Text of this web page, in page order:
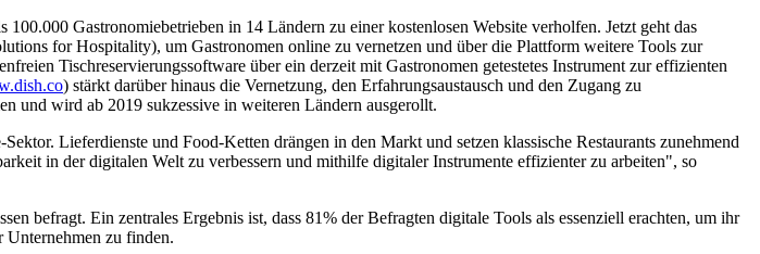
Gastronomiebetrieben in 14 Ländern zu einer kostenlosen Website verholfen. Jetzt geht das
for Hospitality), um Gastronomen online zu vernetzen und über die Plattform weitere Tools zur
Tischreservierungssoftware über ein derzeit mit Gastronomen getestetes Instrument zur effizienten
) stärkt darüber hinaus die Vernetzung, den Erfahrungsaustausch und den Zugang zu
und wird ab 2019 sukzessive in weiteren Ländern ausgerollt.
Lieferdienste und Food-Ketten drängen in den Markt und setzen klassische Restaurants zunehmend
in der digitalen Welt zu verbessern und mithilfe digitaler Instrumente effizienter zu arbeiten", so
befragt. Ein zentrales Ergebnis ist, dass 81% der Befragten digitale Tools als essenziell erachten, um ihr
Unternehmen zu finden.